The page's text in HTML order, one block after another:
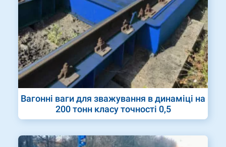
Вагонні ваги для зважування в динаміці на
200 тонн класу точності 0,5